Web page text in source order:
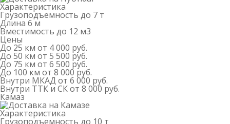
Характеристика
Грузоподъемность до 7 т
Длина 6 м
Вместимость до 12 м3
Цены
До 25 км от 4 000 руб.
До 50 км от 5 500 руб.
До 75 км от 6 500 руб.
До 100 км от 8 000 руб.
Внутри МКАД от 6 000 руб.
Внутри ТТК и СКот 8 000 руб.
Камаз
Характеристика
Грузоподъемность до 10 т